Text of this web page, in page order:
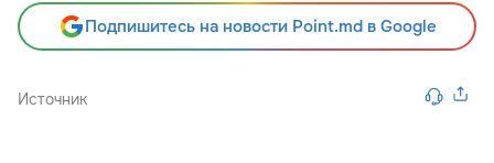
Подпишитесь на новости Point.md в Google
Источник